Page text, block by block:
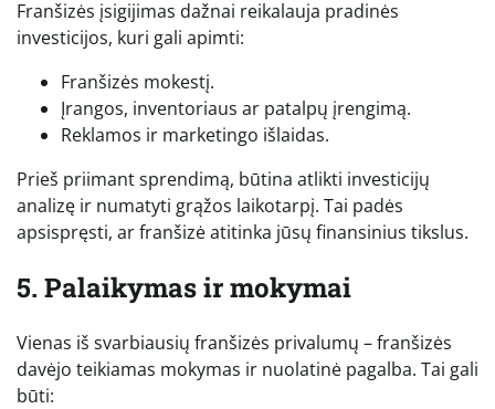
Franšizės įsigijimas dažnai reikalauja pradinės
investicijos, kuri gali apimti:
Franšizės mokestį.
Įrangos, inventoriaus ar patalpų įrengimą.
Reklamos ir marketingo išlaidas.
Prieš priimant sprendimą, būtina atlikti investicijų
analizę ir numatyti grąžos laikotarpį. Tai padės
apsispręsti, ar franšizė atitinka jūsų finansinius tikslus.
5. Palaikymas ir mokymai
Vienas iš svarbiausių franšizės privalumų – franšizės
davėjo teikiamas mokymas ir nuolatinė pagalba. Tai gali
būti: